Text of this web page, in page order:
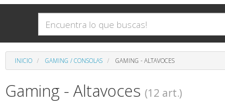
INICIO GAMING / CONSOLAS GAMING - ALTAVOCES
Gaming - Altavoces (12 art.)